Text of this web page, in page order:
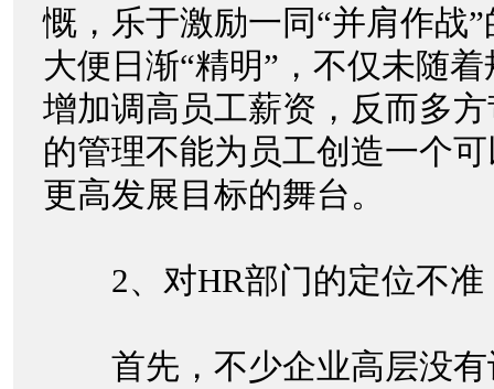
慨，乐于激励一同“并肩作战
大便日渐“精明”，不仅未随
增加调高员工薪资，反而多
的管理不能为员工创造一个
更高发展目标的舞台。
2、对HR部门的定位不准
首先，不少企业高层没有